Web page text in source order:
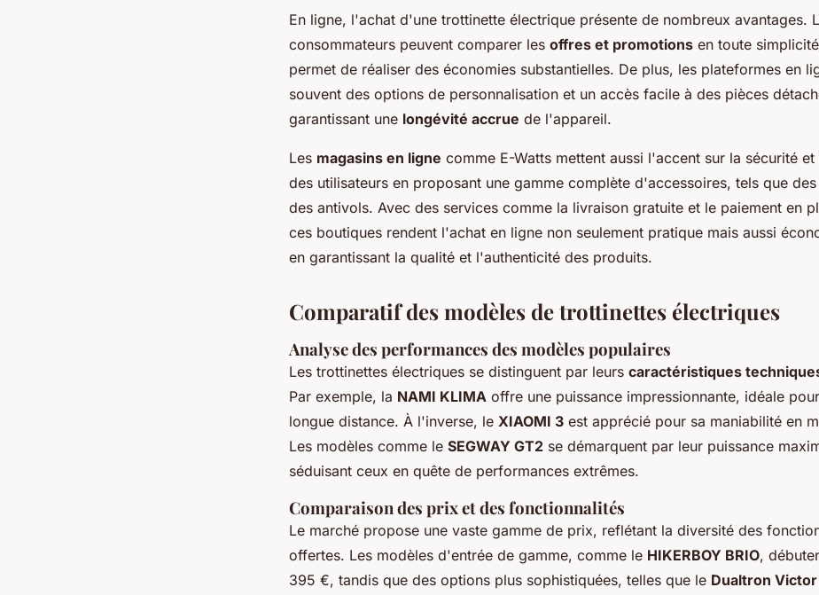
En ligne, l'achat d'une trottinette électrique présente de nombreux avantages.
consommateurs peuvent comparer les offres et promotions en toute
permet de réaliser des économies substantielles. De plus, les plateformes en
souvent des options de personnalisation et un accès facile à des pièces
garantissant une longévité accrue de l'appareil.
Les magasins en ligne comme E-Watts mettent aussi l'accent sur la sécurité
des utilisateurs en proposant une gamme complète d'accessoires, tels que
des antivols. Avec des services comme la livraison gratuite et le paiement en
ces boutiques rendent l'achat en ligne non seulement pratique mais aussi
en garantissant la qualité et l'authenticité des produits.
Comparatif des modèles de trottinettes électriques
Analyse des performances des modèles populaires
Les trottinettes électriques se distinguent par leurs caractéristiques
Par exemple, la NAMI KLIMA offre une puissance impressionnante, idéale
longue distance. À l'inverse, le XIAOMI 3 est apprécié pour sa maniabilité en
Les modèles comme le SEGWAY GT2 se démarquent par leur puissance
séduisant ceux en quête de performances extrêmes.
Comparaison des prix et des fonctionnalités
Le marché propose une vaste gamme de prix, reflétant la diversité des
offertes. Les modèles d'entrée de gamme, comme le HIKERBOY BRIO,
395 €, tandis que des options plus sophistiquées, telles que le Dualtron Victor